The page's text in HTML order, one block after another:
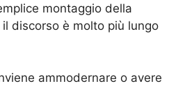
montaggio della
discorso è molto più lungo
ammodernare o avere